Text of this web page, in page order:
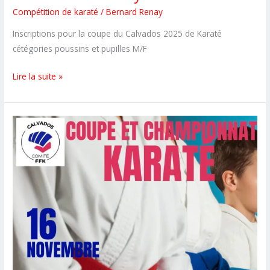
Compétition de karaté /Bernard Renay
Inscriptions pour la coupe du Calvados 2025 de Karaté
cétégories poussins et pupilles M/F
Inscriptions
pour
la
coupe
Kata/Poussins
à
Bayeux
Lire la suite »